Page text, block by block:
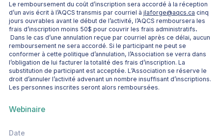
Le remboursement du coût d’inscription sera accordé à la réception
d’un avis écrit à l’AQCS transmis par courriel à jlaforge@aqcs.ca cinq
jours ouvrables avant le début de l’activité, l’AQCS remboursera les
frais d’inscription moins 50$ pour couvrir les frais administratifs.
Dans le cas d’une annulation reçue par courriel après ce délai, aucun
remboursement ne sera accordé. Si le participant ne peut se
conformer à cette politique d’annulation, l’Association se verra dans
l’obligation de lui facturer la totalité des frais d’inscription. La
substitution de participant est acceptée. L’Association se réserve le
droit d’annuler l’activité advenant un nombre insuffisant d’inscriptions.
Les personnes inscrites seront alors remboursées.
Webinaire
Date